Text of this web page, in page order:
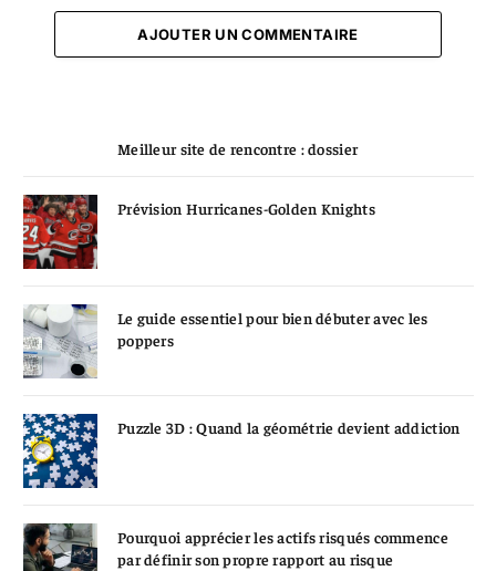
AJOUTER UN COMMENTAIRE
Meilleur site de rencontre : dossier
Prévision Hurricanes-Golden Knights
Le guide essentiel pour bien débuter avec les
poppers
Puzzle 3D : Quand la géométrie devient addiction
Pourquoi apprécier les actifs risqués commence
par définir son propre rapport au risque